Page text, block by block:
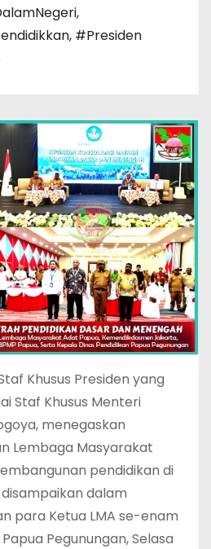
,
, #Presiden
Khusus Presiden yang
Staf Khusus Menteri
menegaskan
Lembaga Masyarakat
pendidikan di
disampaikan dalam
para Ketua LMA se-enam
Pegunungan, Selasa